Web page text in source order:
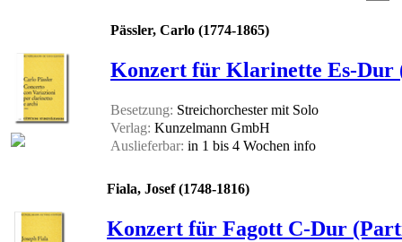
Pässler, Carlo (1774-1865)
Konzert für Klarinette Es-
Besetzung: Streichorchester mit Solo
Verlag: Kunzelmann GmbH
Auslieferbar: in 1 bis 4 Wochen info
Fiala, Josef (1748-1816)
Konzert für Fagott C-Dur